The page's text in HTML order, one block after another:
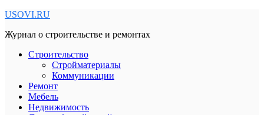
USOVI.RU
Журнал о строительстве и ремонтах
Строительство
Стройматериалы
Коммуникации
Ремонт
Мебель
Недвижимость